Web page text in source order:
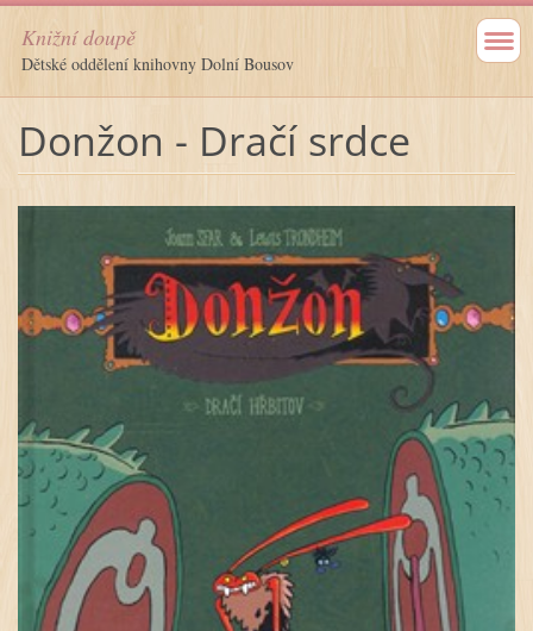
Knižní doupě
Dětské oddělení knihovny Dolní Bousov
Donžon - Dračí srdce